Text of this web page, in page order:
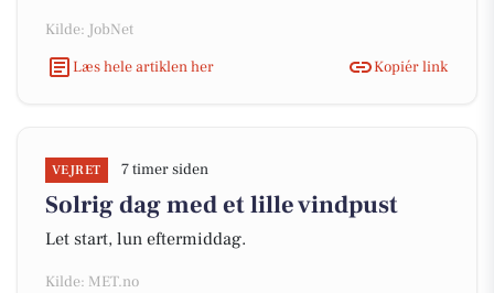
Kilde: JobNet
Læs hele artiklen her
Kopiér link
VEJRET 7 timer siden
Solrig dag med et lille vindpust
Let start, lun eftermiddag.
Kilde: MET.no